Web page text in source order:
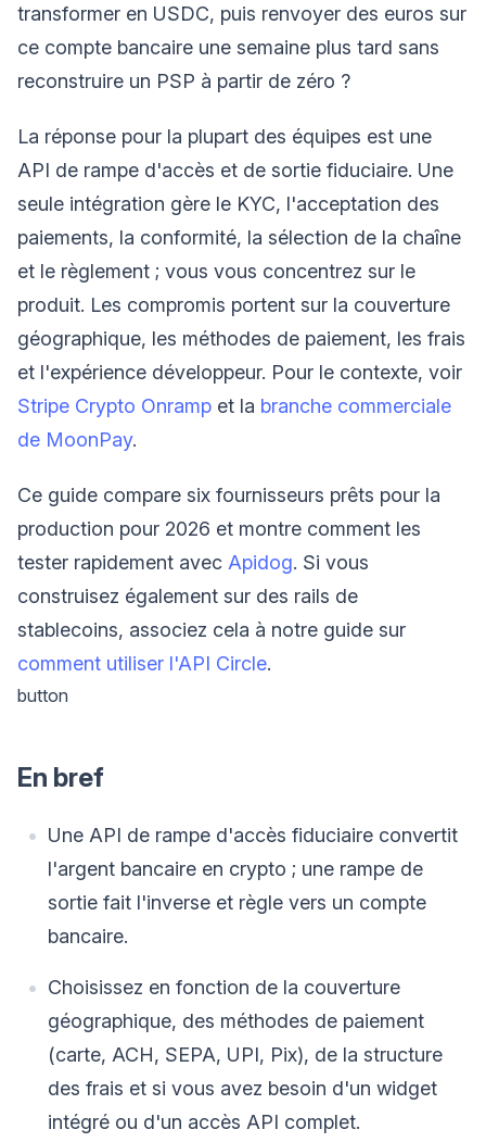
transformer en USDC, puis renvoyer des euros sur
ce compte bancaire une semaine plus tard sans
reconstruire un PSP à partir de zéro ?
La réponse pour la plupart des équipes est une
API de rampe d'accès et de sortie fiduciaire. Une
seule intégration gère le KYC, l'acceptation des
paiements, la conformité, la sélection de la chaîne
et le règlement ; vous vous concentrez sur le
produit. Les compromis portent sur la couverture
géographique, les méthodes de paiement, les frais
et l'expérience développeur. Pour le contexte, voir
Stripe Crypto Onramp et la branche commerciale
de MoonPay.
Ce guide compare six fournisseurs prêts pour la
production pour 2026 et montre comment les
tester rapidement avec Apidog. Si vous
construisez également sur des rails de
stablecoins, associez cela à notre guide sur
comment utiliser l'API Circle.
button
En bref
Une API de rampe d'accès fiduciaire convertit
l'argent bancaire en crypto ; une rampe de
sortie fait l'inverse et règle vers un compte
bancaire.
Choisissez en fonction de la couverture
géographique, des méthodes de paiement
(carte, ACH, SEPA, UPI, Pix), de la structure
des frais et si vous avez besoin d'un widget
intégré ou d'un accès API complet.